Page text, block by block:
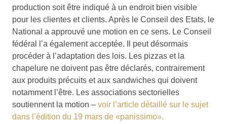
production soit être indiqué à un endroit bien visible
pour les clientes et clients. Après le Conseil des Etats, le
National a approuvé une motion en ce sens. Le Conseil
fédéral l’a également acceptée. Il peut désormais
procéder à l’adaptation des lois. Les pizzas et la
chapelure ne doivent pas être déclarés, contrairement
aux produits précuits et aux sandwiches qui doivent
notamment l’être. Les associations sectorielles
soutiennent la motion – voir l’article détaillé sur le sujet
dans l’édition du 19 mars de «panissimo».